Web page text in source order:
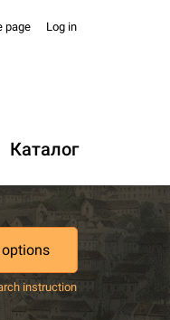
page Log in
Каталог
options
instruction